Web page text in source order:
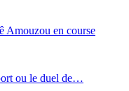
Amouzou en course
ou le duel de…